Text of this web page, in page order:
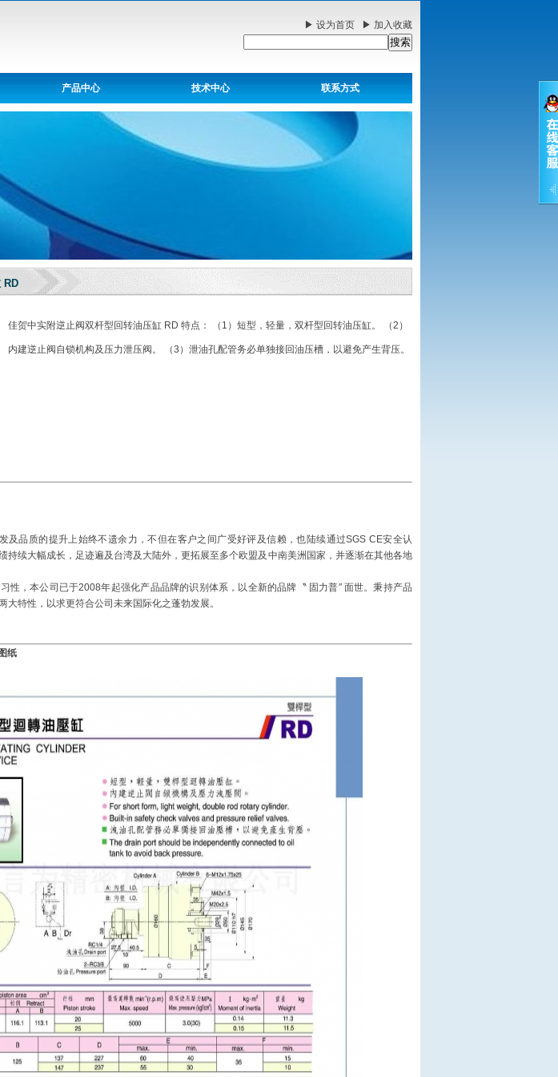
▶ 设为首页 ▶ 加入收藏
产品中心 技术中心 联系方式
RD
佳贺中实附逆止阀双杆型回转油压缸 RD 特点： （1）短型，轻量，双杆型回转油压缸。 （2）
内建逆止阀自锁机构及压力泄压阀。 （3）泄油孔配管务必单独接回油压槽，以避免产生背压。
及品质的提升上始终不遗余力，不但在客户之间广受好评及信赖，也陆续通过SGS CE安全认
持续大幅成长，足迹遍及台湾及大陆外，更拓展至多个欧盟及中南美洲国家，并逐渐在其他各地
性，本公司已于2008年起强化产品品牌的识别体系，以全新的品牌〝 固力普″ 面世。秉持产品
大特性，以求更符合公司未来国际化之蓬勃发展。
纸